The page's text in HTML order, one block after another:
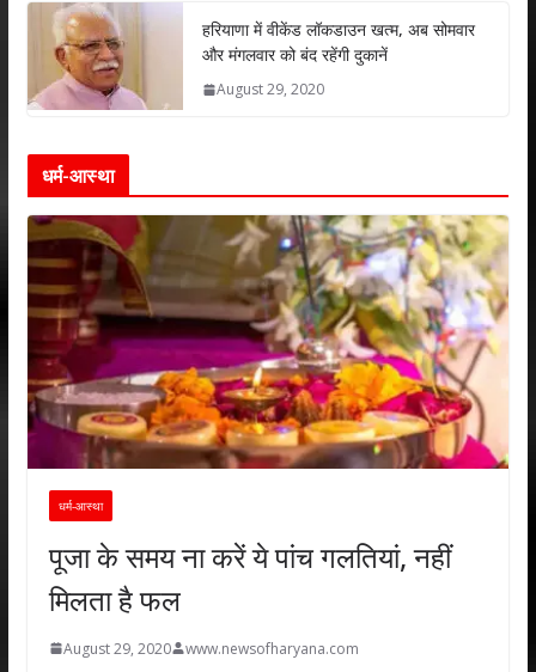
हरियाणा में वीकेंड लॉकडाउन खत्म, अब सोमवार
और मंगलवार को बंद रहेंगी दुकानें
August 29, 2020
धर्म-आस्था
धर्म-आस्था
पूजा के समय ना करें ये पांच गलतियां, नहीं
मिलता है फल
August 29, 2020 www.newsofharyana.com